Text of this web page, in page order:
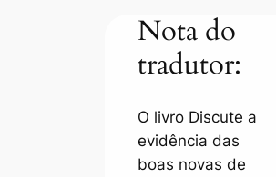
Nota do
tradutor:
O livro Discute a
evidência das
boas novas de